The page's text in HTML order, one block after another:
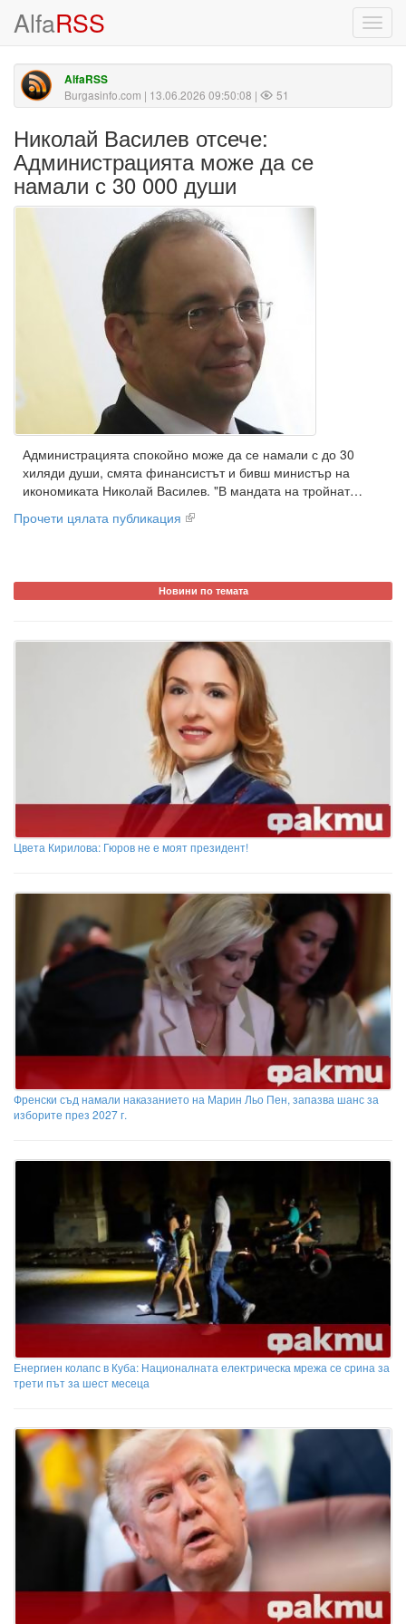
AlfaRSS
AlfaRSS
Burgasinfo.com | 13.06.2026 09:50:08 | 51
Николай Василев отсече:
Администрацията може да се
намали с 30 000 души
Администрацията спокойно може да се намали с до 30
хиляди души, смята финансистът и бивш министър на
икономиката Николай Василев. "В мандата на тройнат…
Прочети цялата публикация
Новини по темата
Цвета Кирилова: Гюров не е моят президент!
Френски съд намали наказанието на Марин Льо Пен, запазва шанс за
изборите през 2027 г.
Енергиен колапс в Куба: Националната електрическа мрежа се срина за
трети път за шест месеца